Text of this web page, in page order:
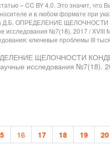
– CC BY 4.0. Это значит, что
и в любом формате при
Д.Б. ОПРЕДЕЛЕНИЕ
№7(18). 2017 / XVIII
ключевые проблемы III
ЩЕЛОЧНОСТИ
исследования №7(18).
16 17 18 19 20